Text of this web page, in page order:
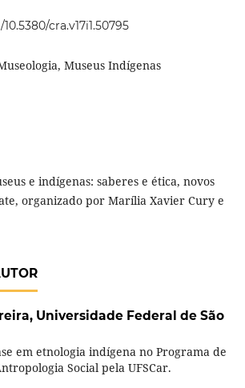
cra.v17i1.50795
Museus Indígenas
e indígenas: saberes e ética, novos
organizado por Marília Xavier Cury e
Universidade Federal de São
em etnologia indígena no Programa de
Social pela UFSCar.